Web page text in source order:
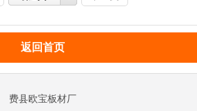
返回首页
费县欧宝板材厂